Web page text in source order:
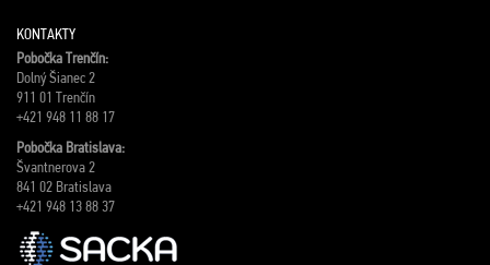
KONTAKTY
Pobočka Trenčín:
Dolný Šianec 2
911 01 Trenčín
+421 948 11 88 17
Pobočka Bratislava:
Švantnerova 2
841 02 Bratislava
+421 948 13 88 37